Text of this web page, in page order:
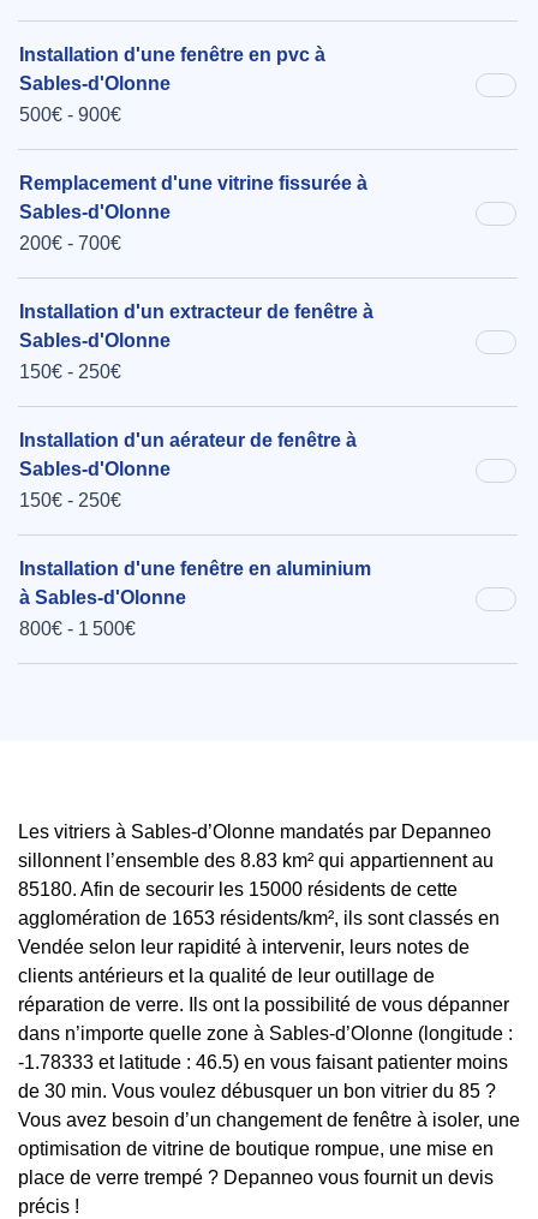
Installation d'une fenêtre en pvc à
Sables-d'Olonne
500€ - 900€
Remplacement d'une vitrine fissurée à
Sables-d'Olonne
200€ - 700€
Installation d'un extracteur de fenêtre à
Sables-d'Olonne
150€ - 250€
Installation d'un aérateur de fenêtre à
Sables-d'Olonne
150€ - 250€
Installation d'une fenêtre en aluminium
à Sables-d'Olonne
800€ - 1 500€
Les vitriers à Sables-d’Olonne mandatés par Depanneo
sillonnent l’ensemble des 8.83 km² qui appartiennent au
85180. Afin de secourir les 15000 résidents de cette
agglomération de 1653 résidents/km², ils sont classés en
Vendée selon leur rapidité à intervenir, leurs notes de
clients antérieurs et la qualité de leur outillage de
réparation de verre. Ils ont la possibilité de vous dépanner
dans n’importe quelle zone à Sables-d’Olonne (longitude :
-1.78333 et latitude : 46.5) en vous faisant patienter moins
de 30 min. Vous voulez débusquer un bon vitrier du 85 ?
Vous avez besoin d’un changement de fenêtre à isoler, une
optimisation de vitrine de boutique rompue, une mise en
place de verre trempé ? Depanneo vous fournit un devis
précis !